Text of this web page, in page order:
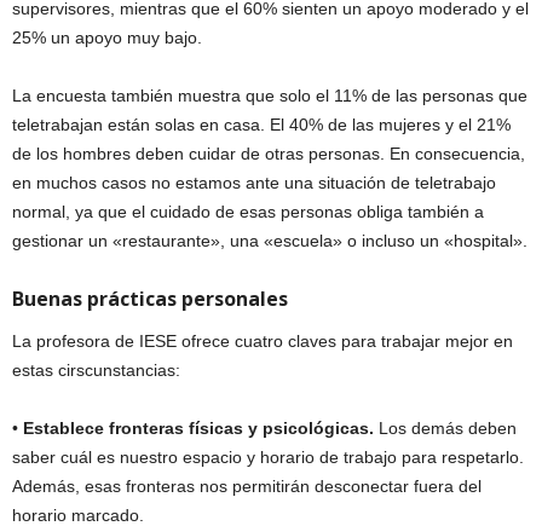
supervisores, mientras que el 60% sienten un apoyo moderado y el
25% un apoyo muy bajo.
La encuesta también muestra que solo el 11% de las personas que
teletrabajan están solas en casa. El 40% de las mujeres y el 21%
de los hombres deben cuidar de otras personas. En consecuencia,
en muchos casos no estamos ante una situación de teletrabajo
normal, ya que el cuidado de esas personas obliga también a
gestionar un «restaurante», una «escuela» o incluso un «hospital».
Buenas prácticas personales
La profesora de IESE ofrece cuatro claves para trabajar mejor en
estas cirscunstancias:
• Establece fronteras físicas y psicológicas. Los demás deben
saber cuál es nuestro espacio y horario de trabajo para respetarlo.
Además, esas fronteras nos permitirán desconectar fuera del
horario marcado.